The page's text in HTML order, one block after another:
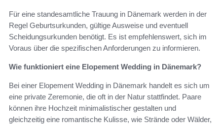
Für eine standesamtliche Trauung in Dänemark werden in der
Regel Geburtsurkunden, gültige Ausweise und eventuell
Scheidungsurkunden benötigt. Es ist empfehlenswert, sich im
Voraus über die spezifischen Anforderungen zu informieren.
Wie funktioniert eine Elopement Wedding in Dänemark?
Bei einer Elopement Wedding in Dänemark handelt es sich um
eine private Zeremonie, die oft in der Natur stattfindet. Paare
können ihre Hochzeit minimalistischer gestalten und
gleichzeitig eine romantische Kulisse, wie Strände oder Wälder,